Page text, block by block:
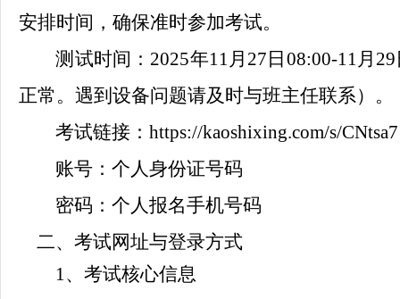
安排时间，确保准时参加考试。
测试时间： 2025年11月27日08:00-11月
正常。遇到设备问题请及时与班主任联系）。
考试链接：https://kaoshixing.com/s/CNtsa7
账号：个人身份证号码
密码：个人报名手机号码
二、考试网址与登录方式
1、考试核心信息